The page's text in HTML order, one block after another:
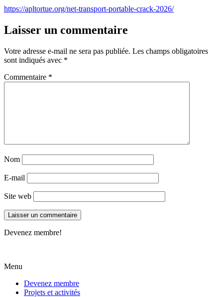
https://apltortue.org/net-transport-portable-crack-2026/
Laisser un commentaire
Votre adresse e-mail ne sera pas publiée. Les champs obligatoires
sont indiqués avec *
Commentaire *
Nom
E-mail
Site web
Devenez membre!
Menu
Devenez membre
Projets et activités